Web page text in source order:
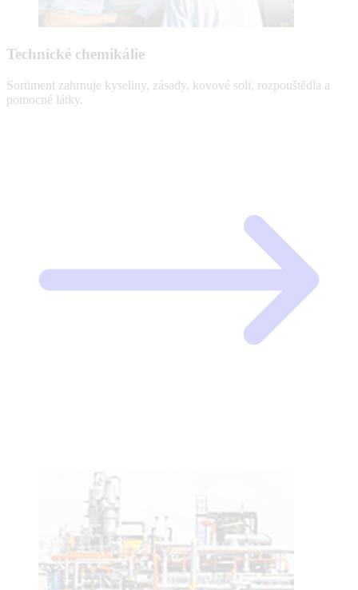
Technické chemikálie
Sortiment zahrnuje kyseliny, zásady, kovové soli, rozpouštědla a
pomocné látky.